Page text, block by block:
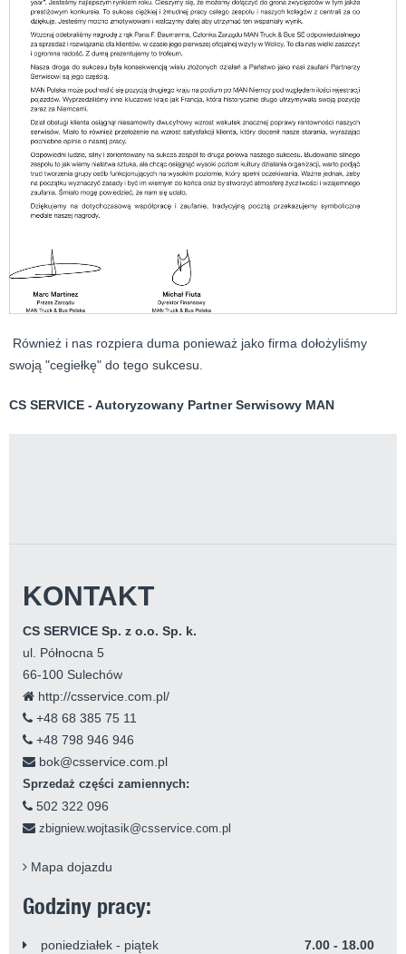
Również i nas rozpiera duma ponieważ jako firma dołożyliśmy
swoją "cegiełkę" do tego sukcesu.
CS SERVICE - Autoryzowany Partner Serwisowy MAN
KONTAKT
CS SERVICE Sp. z o.o. Sp. k.
ul. Północna 5
66-100 Sulechów
http://csservice.com.pl/
+48 68 385 75 11
+48 798 946 946
bok@csservice.com.pl
Sprzedaż części zamiennych:
502 322 096
zbigniew.wojtasik@csservice.com.pl
Mapa dojazdu
Godziny pracy:
poniedziałek - piątek
7.00 - 18.00